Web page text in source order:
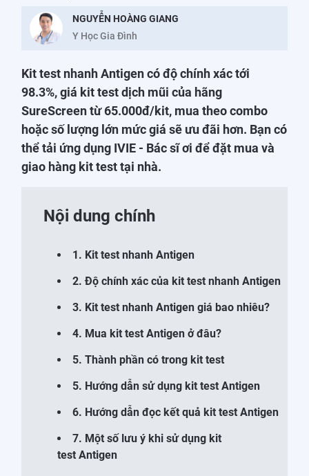
NGUYỄN HOÀNG GIANG
Y Học Gia Đình
Kit test nhanh Antigen có độ chính xác tới
98.3%, giá kit test dịch mũi của hãng
SureScreen từ 65.000đ/kit, mua theo combo
hoặc số lượng lớn mức giá sẽ ưu đãi hơn. Bạn có
thể tải ứng dụng IVIE - Bác sĩ ơi để đặt mua và
giao hàng kit test tại nhà.
Nội dung chính
1. Kit test nhanh Antigen
2. Độ chính xác của kit test nhanh Antigen
3. Kit test nhanh Antigen giá bao nhiêu?
4. Mua kit test Antigen ở đâu?
5. Thành phần có trong kit test
5. Hướng dẫn sử dụng kit test Antigen
6. Hướng dẫn đọc kết quả kit test Antigen
7. Một số lưu ý khi sử dụng kit
test Antigen